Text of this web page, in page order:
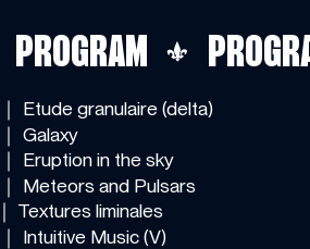
PROGRAM
｜ Etude granulaire (delta)
｜ Galaxy
｜ Eruption in the sky
｜ Meteors and Pulsars
｜ Textures liminales
｜ Intuitive Music (V)